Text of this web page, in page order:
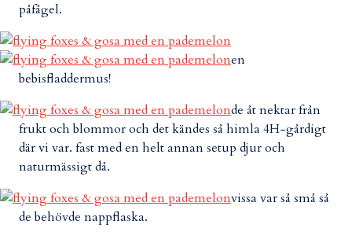
påfågel.
en
bebisfladdermus!
de åt nektar från
frukt och blommor och det kändes så himla 4H-gårdigt
där vi var. fast med en helt annan setup djur och
naturmässigt då.
vissa var så små så
de behövde nappflaska.